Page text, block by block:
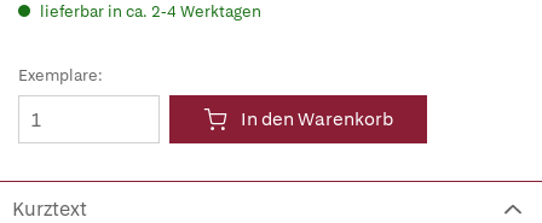
lieferbar in ca. 2-4 Werktagen
Exemplare:
In den Warenkorb
Kurztext